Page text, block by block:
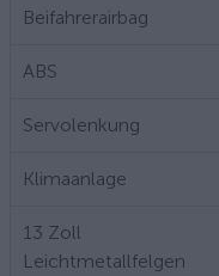
Beifahrerairbag
ABS
Servolenkung
Klimaanlage
13 Zoll
Leichtmetallfelgen